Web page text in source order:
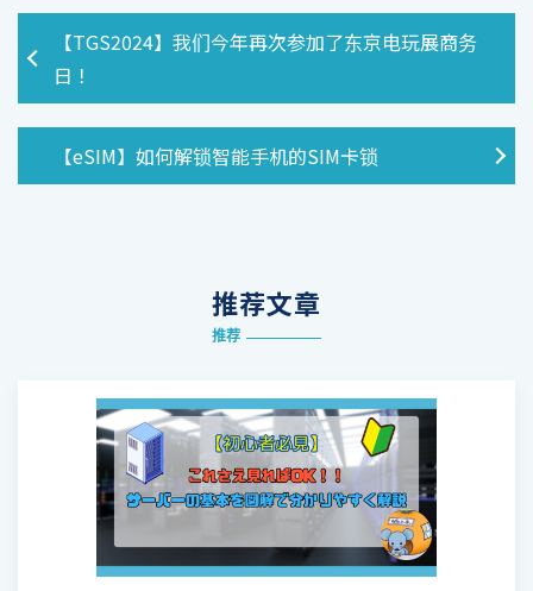
【TGS2024】我们今年再次参加了东京电玩展商务
日！
【eSIM】如何解锁智能手机的SIM卡锁
推荐文章
推荐